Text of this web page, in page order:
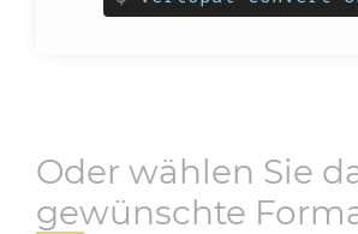
Oder wählen Sie
gewünschte